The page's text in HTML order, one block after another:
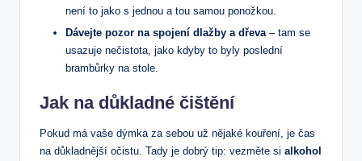
není to jako s jednou a tou samou ponožkou.
Dávejte pozor na spojení dlažby a dřeva – tam se
usazuje nečistota, jako kdyby to byly poslední
brambůrky na stole.
Jak na důkladné čištění
Pokud má vaše dýmka za sebou už nějaké kouření, je čas
na důkladnější očistu. Tady je dobrý tip: vezměte si alkohol